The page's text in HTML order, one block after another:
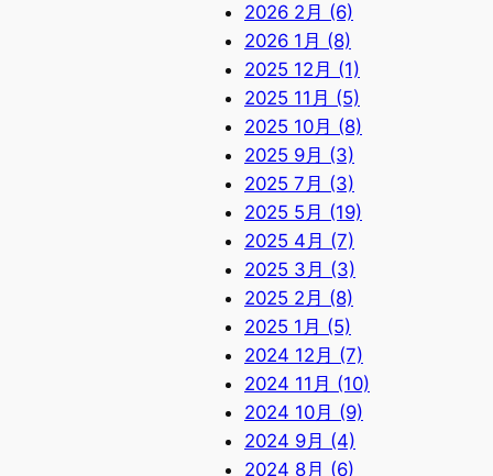
2026 2月 (6)
2026 1月 (8)
2025 12月 (1)
2025 11月 (5)
2025 10月 (8)
2025 9月 (3)
2025 7月 (3)
2025 5月 (19)
2025 4月 (7)
2025 3月 (3)
2025 2月 (8)
2025 1月 (5)
2024 12月 (7)
2024 11月 (10)
2024 10月 (9)
2024 9月 (4)
2024 8月 (6)